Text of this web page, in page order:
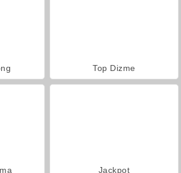
Top Dizme
Jackpot